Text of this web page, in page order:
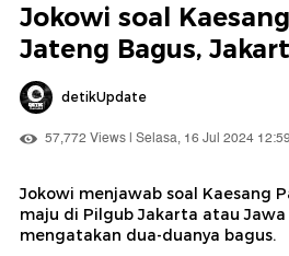
Jokowi soal
Jateng Bagus,
detikUpdate
57,772 Views | Selasa, 16 Jul 2024
Jokowi menjawab soal Kaesang
maju di Pilgub Jakarta atau Jawa
mengatakan dua-duanya bagus.